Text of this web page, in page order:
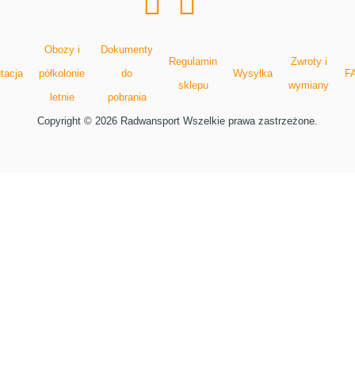
Obozy i
półkolonie
letnie
Dokumenty
do
pobrania
Regulamin
sklepu
Wysyłka
Zwroty i
wymiany
Copyright © 2026 Radwansport Wszelkie prawa zastrzeżone.